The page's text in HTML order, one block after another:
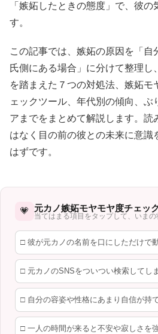
「嫉妬したときの態度」で、彼の
す。
この記事では、嫉妬の原因を「自
氏側にある場合」に分けて整理し
を踏まえた７つの対処法、嫉妬モ
ェックツール、年代別の傾向、ぶ
アまでをまとめて解説します。読
はなく目の前の彼との未来に意識
はずです。
💗 元カノ嫉妬モヤモヤ度チェック
当てはまる項目をタップして、いま
□ 彼が元カノの名前を口にしただけで
□ 元カノのSNSをついつい検索してし
□ 自分の容姿や性格にあまり自信が持
□ 一人の時間が来ると不安や寂しさを